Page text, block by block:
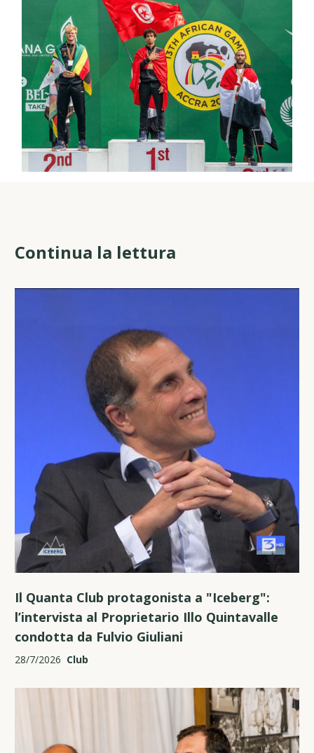
Continua la lettura
Il Quanta Club protagonista a "Iceberg":
l’intervista al Proprietario Illo Quintavalle
condotta da Fulvio Giuliani
28/7/2026 Club